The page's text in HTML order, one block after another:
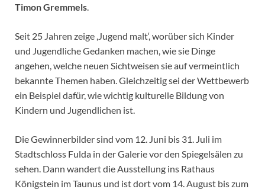
Timon Gremmels.
Seit 25 Jahren zeige ,Jugend malt‘, worüber sich Kinder
und Jugendliche Gedanken machen, wie sie Dinge
angehen, welche neuen Sichtweisen sie auf vermeintlich
bekannte Themen haben. Gleichzeitig sei der Wettbewerb
ein Beispiel dafür, wie wichtig kulturelle Bildung von
Kindern und Jugendlichen ist.
Die Gewinnerbilder sind vom 12. Juni bis 31. Juli im
Stadtschloss Fulda in der Galerie vor den Spiegelsälen zu
sehen. Dann wandert die Ausstellung ins Rathaus
Königstein im Taunus und ist dort vom 14. August bis zum